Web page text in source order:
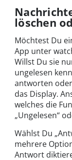
löschen
Möchtest Du
App unter
Willst Du sie
ungelesen
antworten
das Display.
welches die
„Ungelesen“
Wählst Du
mehrere
Antwort